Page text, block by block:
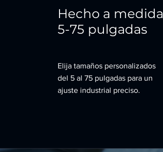
Hecho a medida
5-75 pulgadas
Elija tamaños personalizados
del 5 al 75 pulgadas para un
ajuste industrial preciso.